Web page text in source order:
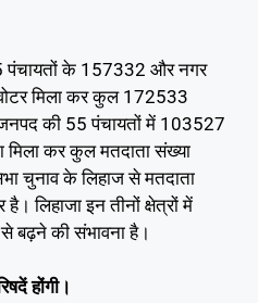
पंचायतों के 157332 और नगर
मिला कर कुल 172533
की 55 पंचायतों में 103527
मिला कर कुल मतदाता संख्या
चुनाव के लिहाज से मतदाता
है। लिहाजा इन तीनों क्षेत्रों में
बढ़ने की संभावना है।
होंगी।